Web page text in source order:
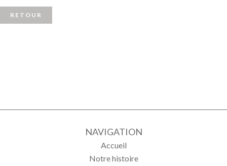
RETOUR
NAVIGATION
Accueil
Notre histoire